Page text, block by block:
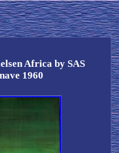
Africa by SAS
1960